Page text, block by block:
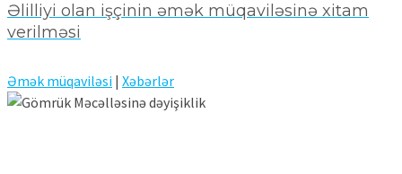
Əlilliyi olan işçinin əmək müqaviləsinə xitam
verilməsi
Əmək müqaviləsi | Xəbərlər